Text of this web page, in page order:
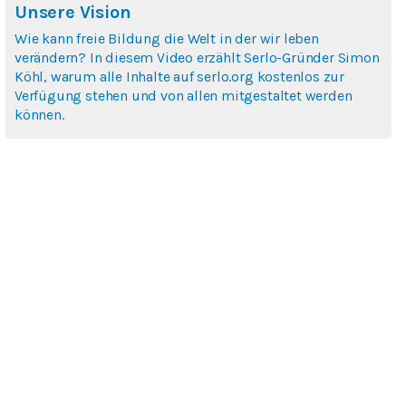
Unsere Vision
Wie kann freie Bildung die Welt in der wir leben
verändern? In diesem Video erzählt Serlo-Gründer Simon
Köhl, warum alle Inhalte auf serlo.org kostenlos zur
Verfügung stehen und von allen mitgestaltet werden
können.